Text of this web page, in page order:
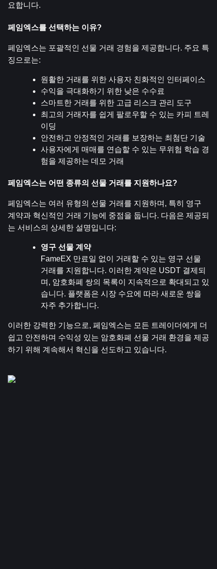
요합니다.
페임엑스를 선택하는 이유?
페임엑스는 포괄적인 선물 거래 경험을 제공합니다. 주요 특
징으로는:
원활한 거래를 위한 사용자 친화적인 인터페이스
수익을 극대화하기 위한 낮은 수수료
스마트한 거래를 위한 고급 리스크 관리 도구
최고의 거래자를 쉽게 팔로우할 수 있는 카피 트레
이딩
안전하고 안정적인 거래를 보장하는 최첨단 기술
사용자에게 매매를 연습할 수 있는 무위험 학습 경
험을 제공하는 데모 거래
페임엑스는 어떤 종류의 선물 거래를 지원하나요?
페임엑스는 여러 유형의 선물 거래를 지원하며, 특히 영구
계약과 혁신적인 거래 기능에 중점을 둡니다. 다음은 제공되
는 서비스의 상세한 설명입니다:
영구 선물 계약
FameEX 만료일 없이 거래할 수 있는 영구 선물
거래를 지원합니다. 이러한 계약은 USDT 결제되
며, 암호화폐 쌍의 목록이 지속적으로 확대되고 있
습니다. 플랫폼은 시장 수요에 따라 새로운 쌍을
자주 추가합니다.
이러한 강력한 기능으로, 페임엑스는 모든 트레이더에게 더
쉽고 안전하며 수익성 있는 암호화폐 선물 거래 환경을 제공
하기 위해 계속해서 혁신을 선도하고 있습니다.